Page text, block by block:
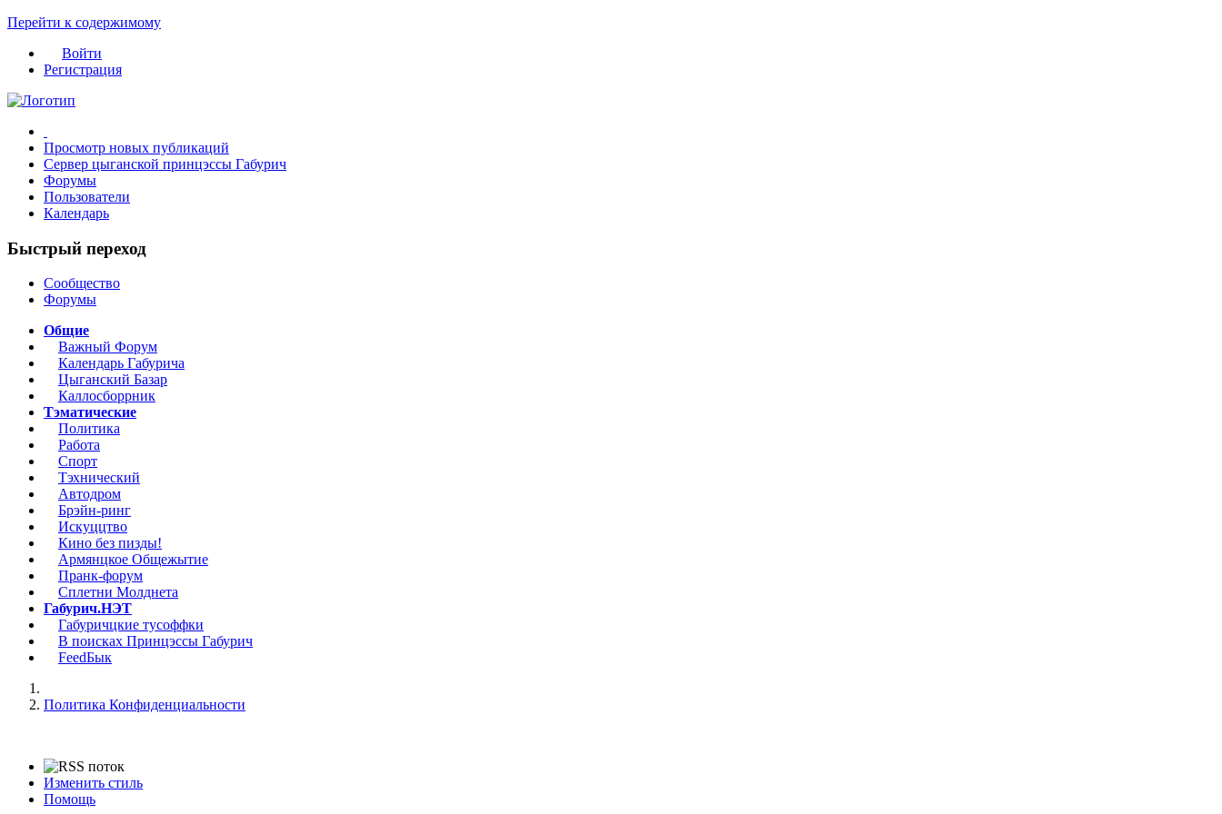
Перейти к содержимому
Войти
Регистрация
Просмотр новых публикаций
Сервер цыганской принцэссы Габурич
Форумы
Пользователи
Календарь
Быстрый переход
Сообщество
Форумы
Общие
Важный Форум
Календарь Габурича
Цыганский Базар
Каллосборрник
Тэматические
Политика
Работа
Спорт
Тэхнический
Автодром
Брэйн-ринг
Искуццтво
Кино без пизды!
Армянцкое Общежытие
Пранк-форум
Сплетни Молднета
Габурич.НЭТ
Габуричцкие тусоффки
В поисках Принцэссы Габурич
FeedБык
Политика Конфиденциальности
Изменить стиль
Помощь